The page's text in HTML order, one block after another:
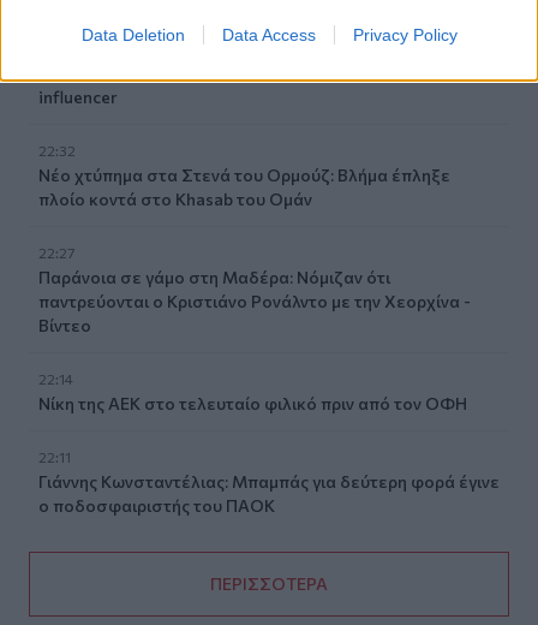
Data Deletion Data Access Privacy Policy
influencer
22:32
Νέο χτύπημα στα Στενά του Ορμούζ: Βλήμα έπληξε
πλοίο κοντά στο Khasab του Ομάν
22:27
Παράνοια σε γάμο στη Μαδέρα: Νόμιζαν ότι
παντρεύονται ο Κριστιάνο Ρονάλντο με την Χεορχίνα -
Βίντεο
22:14
Nίκη της ΑΕΚ στο τελευταίο φιλικό πριν από τον ΟΦΗ
22:11
Γιάννης Κωνσταντέλιας: Μπαμπάς για δεύτερη φορά έγινε
ο ποδοσφαιριστής του ΠΑΟΚ
ΠΕΡΙΣΣΟΤΕΡΑ